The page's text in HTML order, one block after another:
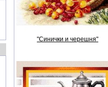
"Синички и черешня"